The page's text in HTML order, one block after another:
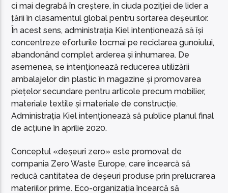
ci mai degrabă în creștere, în ciuda poziției de lider a
țării în clasamentul global pentru sortarea deșeurilor.
În acest sens, administrația Kiel intenționează să își
concentreze eforturile tocmai pe reciclarea gunoiului,
abandonând complet arderea și înhumarea. De
asemenea, se intenționează reducerea utilizării
ambalajelor din plastic în magazine și promovarea
piețelor secundare pentru articole precum mobilier,
materiale textile și materiale de construcție.
Administrația Kiel intenționează să publice planul final
de acțiune în aprilie 2020.
Conceptul «deșeuri zero» este promovat de
compania Zero Waste Europe, care încearcă să
reducă cantitatea de deșeuri produse prin prelucrarea
materiilor prime. Eco-organizația încearcă să